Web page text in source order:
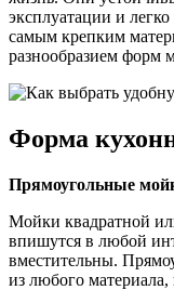
эксплуатации и
самым крепким
разнообразием форм
Форма
Прямоугольные
Мойки квадратной
впишутся в любой
вместительны.
из любого